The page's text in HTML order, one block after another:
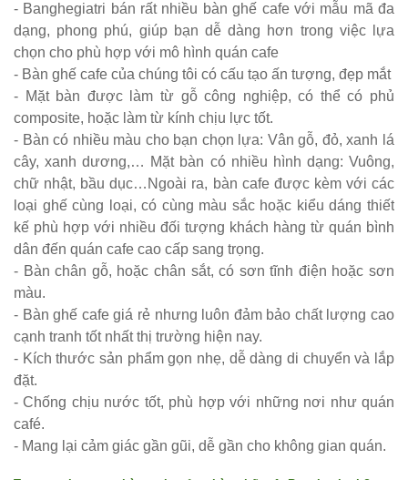
màu xám
Bộ bàn ghế
tiếp khách
spa, nail,
studio, văn
phòng, căn
hộ màu
hồng
Ghế
streamer
đẹp giá tốt
tại HCM
Tổng hợp
- Banghegiatri bán rất nhiều bàn ghế cafe với mẫu mã đa
dạng, phong phú, giúp bạn dễ dàng hơn trong việc lựa
chọn cho phù hợp với mô hình quán cafe
- Bàn ghế cafe của chúng tôi có cấu tạo ấn tượng, đẹp mắt
- Mặt bàn được làm từ gỗ công nghiệp, có thể có phủ
composite, hoặc làm từ kính chịu lực tốt.
- Bàn có nhiều màu cho bạn chọn lựa: Vân gỗ, đỏ, xanh lá
cây, xanh dương,… Mặt bàn có nhiều hình dạng: Vuông,
chữ nhật, bầu dục…Ngoài ra, bàn cafe được kèm với các
loại ghế cùng loại, có cùng màu sắc hoặc kiểu dáng thiết
kế phù hợp với nhiều đối tượng khách hàng từ quán bình
dân đến quán cafe cao cấp sang trọng.
- Bàn chân gỗ, hoặc chân sắt, có sơn tĩnh điện hoặc sơn
màu.
- Bàn ghế cafe giá rẻ nhưng luôn đảm bảo chất lượng cao
cạnh tranh tốt nhất thị trường hiện nay.
- Kích thước sản phẩm gọn nhẹ, dễ dàng di chuyển và lắp
đặt.
- Chống chịu nước tốt, phù hợp với những nơi như quán
café.
- Mang lại cảm giác gần gũi, dễ gần cho không gian quán.